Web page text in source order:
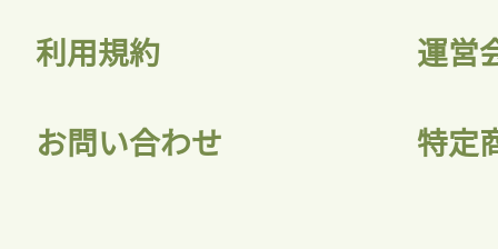
利用規約 運営
お問い合わせ 特定